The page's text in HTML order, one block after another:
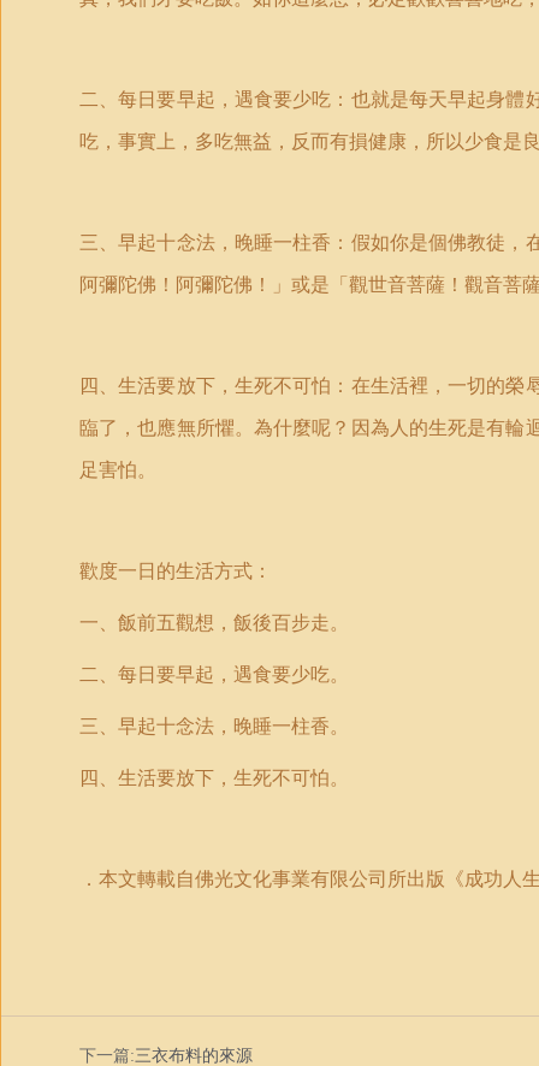
二、每日要早起，遇食要少吃：也就是每天早起身
吃，事實上，多吃無益，反而有損健康，所以少食是
三、早起十念法，晚睡一柱香：假如你是個佛教徒
阿彌陀佛！阿彌陀佛！」或是「觀世音菩薩！觀音菩
四、生活要放下，生死不可怕：在生活裡，一切的
臨了，也應無所懼。為什麼呢？因為人的生死是有
足害怕。
歡度一日的生活方式：
一、飯前五觀想，飯後百步走。
二、每日要早起，遇食要少吃。
三、早起十念法，晚睡一柱香。
四、生活要放下，生死不可怕。
．本文轉載自佛光文化事業有限公司所出版《成功人
下一篇:三衣布料的來源